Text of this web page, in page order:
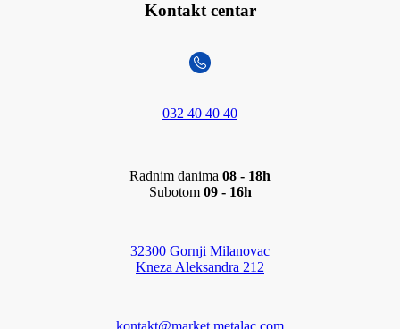
Kontakt centar
032 40 40 40
Radnim danima 08 - 18h
Subotom 09 - 16h
32300 Gornji Milanovac
Kneza Aleksandra 212
kontakt@market.metalac.com